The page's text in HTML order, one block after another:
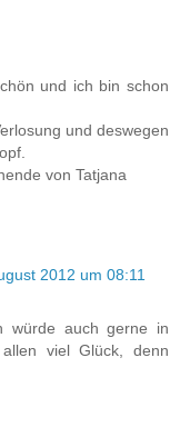
und ich bin schon
und deswegen
von Tatjana
2012 um 08:11
würde auch gerne in
viel Glück, denn